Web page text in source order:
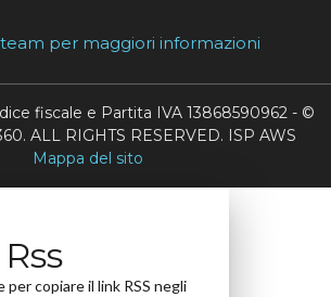
per maggiori informazioni
fiscale e Partita IVA 13868590962 - ©
ALL RIGHTS RESERVED. ISP AWS
Mappa del sito
per copiare il link RSS negli